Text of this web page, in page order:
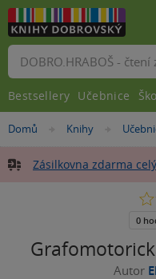
Nacházíte
zde:
Domů »
Knihy »
Zásilkovna zdarma
Autor
0.0
5
0
Vyhledávání
Bestsellery Učebnice